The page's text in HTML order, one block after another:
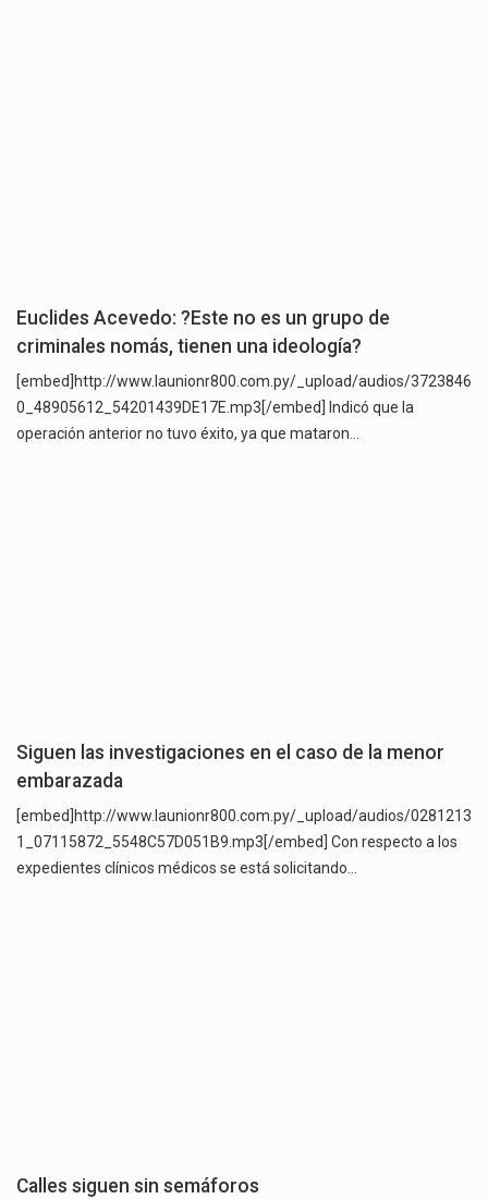
Euclides Acevedo: ?Este no es un grupo de
criminales nomás, tienen una ideología?
[embed]http://www.launionr800.com.py/_upload/audios/3723846
0_48905612_54201439DE17E.mp3[/embed] Indicó que la
operación anterior no tuvo éxito, ya que mataron…
Siguen las investigaciones en el caso de la menor
embarazada
[embed]http://www.launionr800.com.py/_upload/audios/0281213
1_07115872_5548C57D051B9.mp3[/embed] Con respecto a los
expedientes clínicos médicos se está solicitando…
Calles siguen sin semáforos